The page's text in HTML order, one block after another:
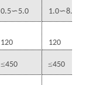
0.5∽5.0 1.0∽8.0
120 120
≤450 ≤450